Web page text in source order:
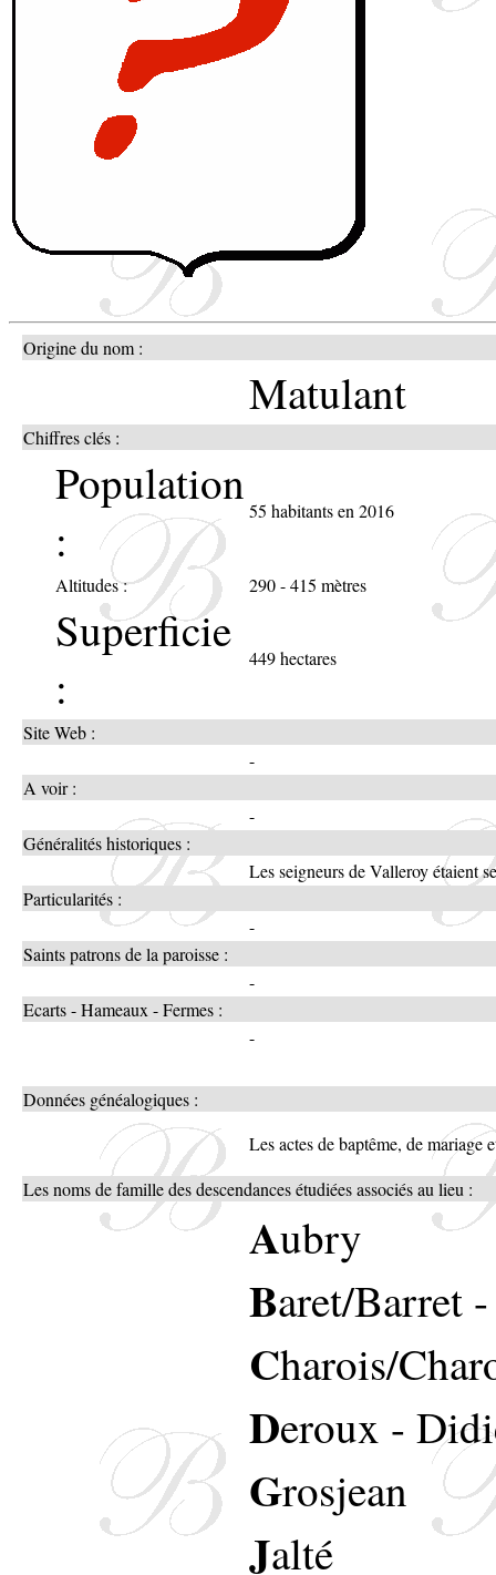
Origine du nom :
Matulant
Chiffres clés :
Population
:
55 habitants en 2016
Altitudes : 290 - 415 mètres
Superficie
:
449 hectares
Site Web :
-
A voir :
-
Généralités historiques :
Les seigneurs de Valleroy étaient
Particularités :
-
Saints patrons de la paroisse :
-
Ecarts - Hameaux - Fermes :
-
Données généalogiques :
Les actes de baptême, de mariage
Les noms de famille des descendances étudiées associés au lieu :
Aubry
Baret/Barret
Charois/
Deroux -
Grosjean
Jalté